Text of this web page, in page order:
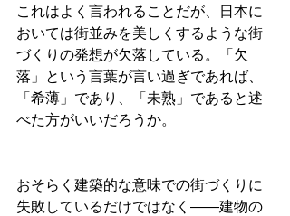
これはよく言われることだが、日本に
おいては街並みを美しくするような街
づくりの発想が欠落している。「欠
落」という言葉が言い過ぎであれば、
「希薄」であり、「未熟」であると述
べた方がいいだろうか。
おそらく建築的な意味での街づくりに
失敗しているだけではなく——建物の